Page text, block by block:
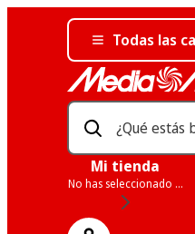
Todas las
¿Qué estás
Mi tienda
No has seleccionado una